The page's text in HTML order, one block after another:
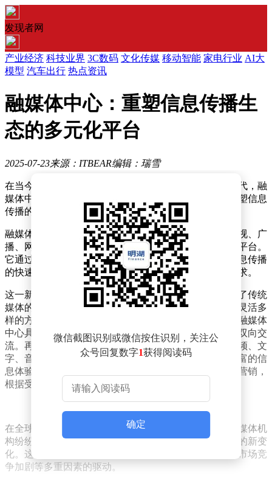
发现者网
产业经济 科技业界 3C数码 文化传媒 移动智能 家电行业 AI大
模型 汽车出行 热点资讯
融媒体中心：重塑信息传播生
态的多元化平台
2025-07-23来源：ITBEAR编辑：瑞雪
在当今这个数字技术日新月异、媒体环境瞬息万变的时代，融
媒体中心作为一种创新的媒体形态悄然崛起，正逐步重塑信息
传播的格局。
融媒体中心，简而言之，是一个以高科技为支撑，集电视、广
播、网络、移动端等多种媒体形式于一体的综合性传播平台。
它通过资源的有效整合与传播渠道的优化，旨在实现信息传播
的快速与精准，满足现代人对信息多样化、便捷化的需求。
这一新型媒体形态的特点鲜明。首先，融媒体中心打破了传统
媒体的界限，实现了多渠道传播，使得信息能够以更加灵活多
样的方式触达受众。其次，随着社交媒体的蓬勃发展，融媒体
中心具备了即时性与互动性，极大地增强了信息传播的双向交
流。再者，通过跨平台的合作，融媒体中心能够整合视频、文
字、音频等多种类型的内容，为受众提供更为全面、丰富的信
息体验。借助大数据技术，融媒体中心还能够实现精准营销，
根据受众的喜好进行个性化推送。
在全球范围内，融媒体中心的发展势头强劲。众多传统媒体机
构纷纷转型，积极建立自己的融媒体中心，以适应市场的新变
化。这一转型的背后，是技术进步、用户需求变化以及市场竞
争加剧等多重因素的驱动。
微信截图识别或微信按住识别，关注公
众号回复数字1获得阅读码
确定